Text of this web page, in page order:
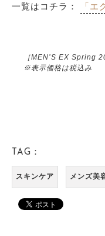
一覧はコチラ： 「エ
［MEN’S EX Spring
※表示価格は税込み
TAG：
スキンケア メンズ美